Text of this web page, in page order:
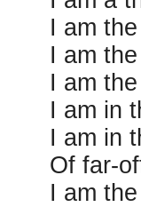
I am
I am
I am
I am in
I am in
Of far-
I am